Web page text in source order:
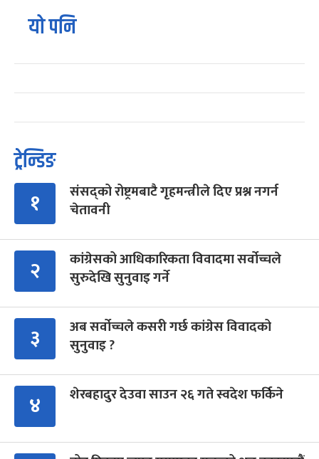
यो पनि
ट्रेन्डिङ
१
संसद्को रोष्ट्रमबाटै गृहमन्त्रीले दिए प्रश्न नगर्न
चेतावनी
२
कांग्रेसको आधिकारिकता विवादमा सर्वोच्चले
सुरुदेखि सुनुवाइ गर्ने
३
अब सर्वोच्चले कसरी गर्छ कांग्रेस विवादको
सुनुवाइ ?
४ शेरबहादुर देउवा साउन २६ गते स्वदेश फर्किने